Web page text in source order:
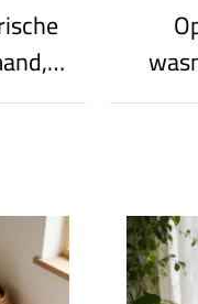
vuile